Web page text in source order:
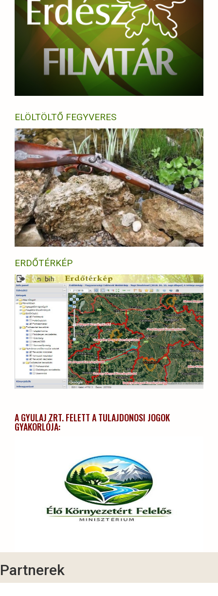
ELÖLTÖLTŐ FEGYVERES
ERDŐTÉRKÉP
A GYULAJ ZRT. FELETT A TULAJDONOSI JOGOK
GYAKORLÓJA:
Partnerek